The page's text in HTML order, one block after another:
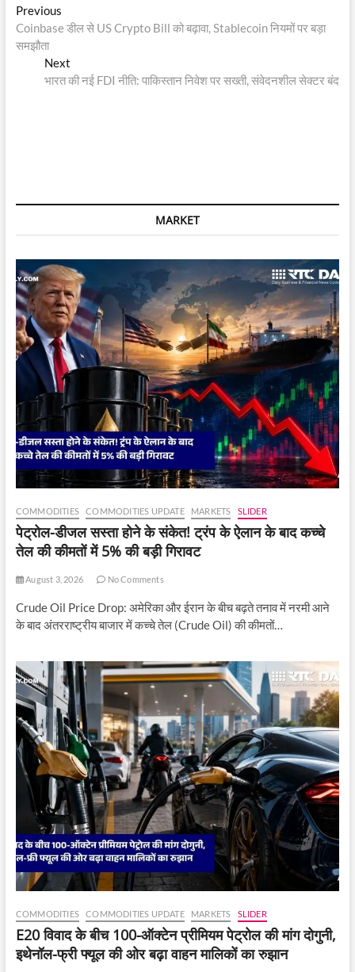
Post
navigation
PreviousPrevious
post:
Coinbase डील से US Crypto Bill को बढ़ावा, Stablecoin नियमों पर बड़ा
समझौता
Next
post:
भारत की नई FDI नीति: पाकिस्तान निवेश पर सख्ती, संवेदनशील सेक्टर बंद
MARKET
COMMODITIES COMMODITIES UPDATE MARKETS SLIDER
पेट्रोल-डीजल सस्ता होने के संकेत! ट्रंप के ऐलान के बाद कच्चे
तेल की कीमतों में 5% की बड़ी गिरावट
August 3, 2026 No Comments
Crude Oil Price Drop: अमेरिका और ईरान के बीच बढ़ते तनाव में नरमी आने
के बाद अंतरराष्ट्रीय बाजार में कच्चे तेल (Crude Oil) की कीमतों…
COMMODITIES COMMODITIES UPDATE MARKETS SLIDER
E20 विवाद के बीच 100-ऑक्टेन प्रीमियम पेट्रोल की मांग दोगुनी,
इथेनॉल-फ्री फ्यूल की ओर बढ़ा वाहन मालिकों का रुझान